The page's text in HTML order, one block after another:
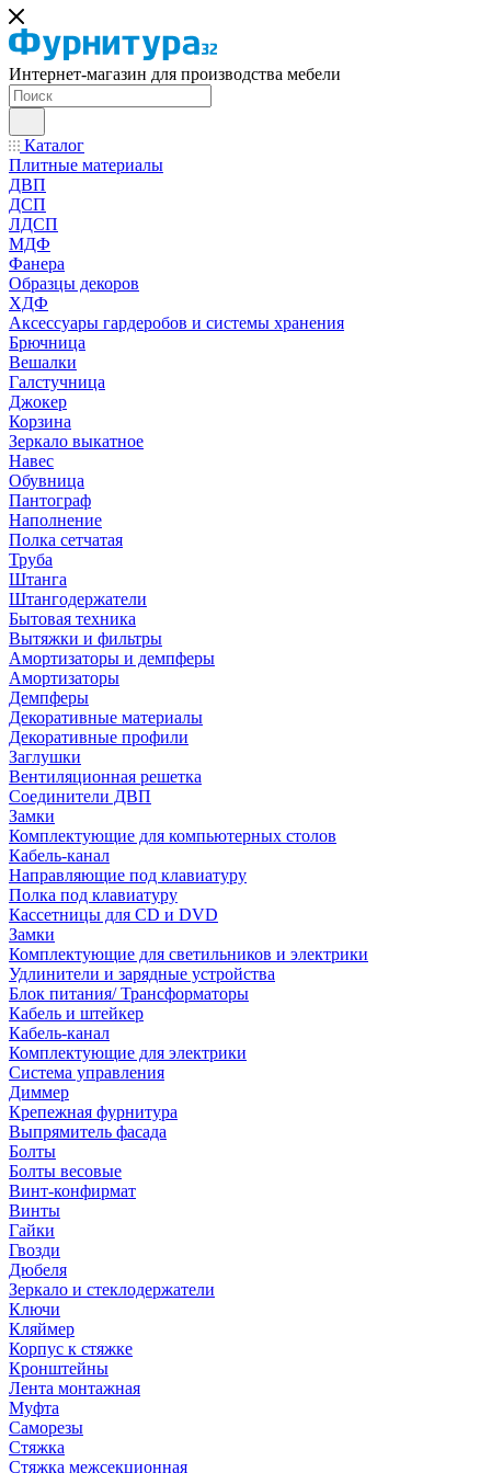
Интернет-магазин для производства мебели
Каталог
Плитные материалы
ДВП
ДСП
ЛДСП
МДФ
Фанера
Образцы декоров
ХДФ
Аксессуары гардеробов и системы хранения
Брючница
Вешалки
Галстучница
Джокер
Корзина
Зеркало выкатное
Навес
Обувница
Пантограф
Наполнение
Полка сетчатая
Труба
Штанга
Штангодержатели
Бытовая техника
Вытяжки и фильтры
Амортизаторы и демпферы
Амортизаторы
Демпферы
Декоративные материалы
Декоративные профили
Заглушки
Вентиляционная решетка
Соединители ДВП
Замки
Комплектующие для компьютерных столов
Кабель-канал
Направляющие под клавиатуру
Полка под клавиатуру
Кассетницы для CD и DVD
Замки
Комплектующие для светильников и электрики
Удлинители и зарядные устройства
Блок питания/ Трансформаторы
Кабель и штейкер
Кабель-канал
Комплектующие для электрики
Система управления
Диммер
Крепежная фурнитура
Выпрямитель фасада
Болты
Болты весовые
Винт-конфирмат
Винты
Гайки
Гвозди
Дюбеля
Зеркало и стеклодержатели
Ключи
Кляймер
Корпус к стяжке
Кронштейны
Лента монтажная
Муфта
Саморезы
Стяжка
Стяжка межсекционная